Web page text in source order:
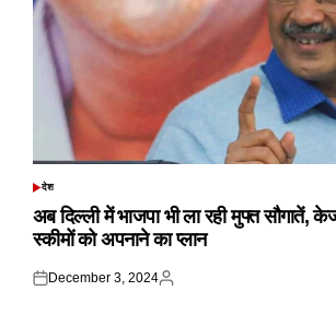
POSTED
देश
अब दिल्ली में भाजपा भी ला रही मुफ्त सौगातें,
स्कीमों को अपनाने का प्लान
Posted
December 3, 2024
Posted